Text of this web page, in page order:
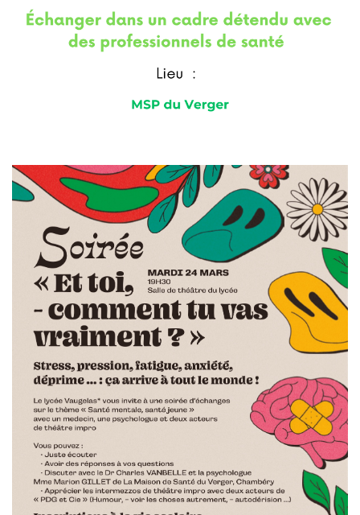
Projet "Et toi comment tu vas
vraiment" - Lycée Vaugelas -
2026